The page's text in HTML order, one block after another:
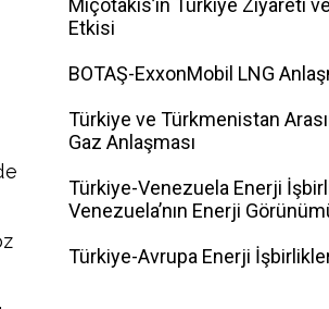
Miçotakis’in Türkiye Ziyareti
Etkisi
BOTAŞ-ExxonMobil LNG
Türkiye ve Türkmenistan
Gaz Anlaşması
Türkiye-Venezuela Enerji
Venezuela’nın Enerji
Türkiye-Avrupa Enerji